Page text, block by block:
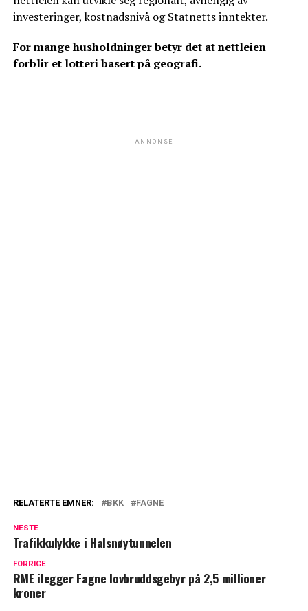
investeringer, kostnadsnivå og Statnetts inntekter.
For mange husholdninger betyr det at nettleien
forblir et lotteri basert på geografi.
ANNONSE
RELATERTE EMNER: BKK FAGNE
NESTE
Trafikkulykke i Halsnøytunnelen
FORRIGE
RME ilegger Fagne lovbruddsgebyr på 2,5 millioner
kroner